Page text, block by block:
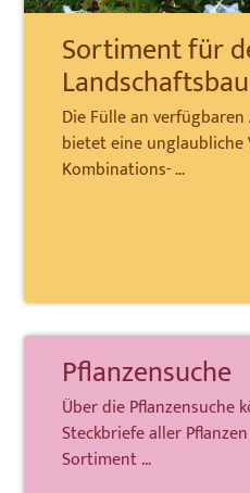
Sortiment für
Landschaftsbau
Die Fülle an
bietet eine unglaubliche
Kombinations- …
Pflanzensuche
Über die Pflanzensuche
Steckbriefe aller
Sortiment …